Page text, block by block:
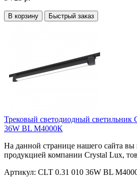
В корзину Быстрый заказ
Трековый светодиодный светильник
36W BL M4000К
На данной странице нашего сайта вы
продукцией компании Crystal Lux,
Артикул: CLT 0.31 010 36W BL